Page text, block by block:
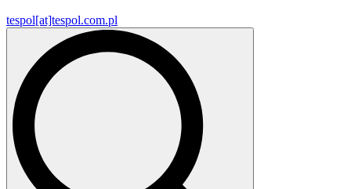
tespol[at]tespol.com.pl
Search